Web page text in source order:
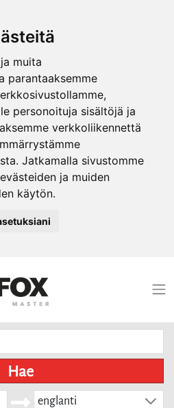
muita
parantaaksemme
personoituja sisältöjä ja
verkkoliikennettä
Jatkamalla sivustomme
ja muiden
käytön.
Hae
englanti